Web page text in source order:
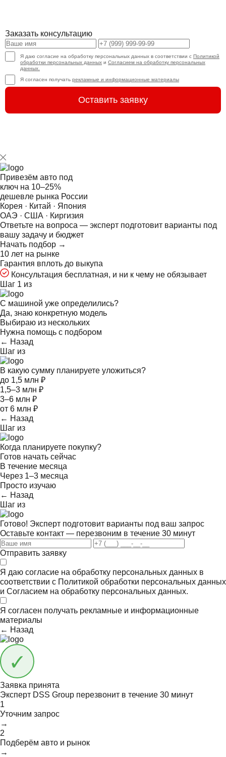
Заказать консультацию
Я даю согласие на обработку персональных данных в соответствии с Политикой
обработки персональных данных и Согласием на обработку персональных
данных.
Я согласен получать рекламные и информационные материалы
Оставить заявку
Привезём авто под
ключ на 10–25%
дешевле рынка России
Корея · Китай · Япония
ОАЭ · США · Киргизия
Ответьте на вопроса — эксперт подготовит варианты под
вашу задачу и бюджет
Начать подбор →
10 лет на рынке
Гарантия вплоть до выкупа
Консультация бесплатная, и ни к чему не обязывает
Шаг 1 из
С машиной уже определились?
Да, знаю конкретную модель
Выбираю из нескольких
Нужна помощь с подбором
← Назад
Шаг из
В какую сумму планируете уложиться?
до 1,5 млн ₽
1,5–3 млн ₽
3–6 млн ₽
от 6 млн ₽
← Назад
Шаг из
Когда планируете покупку?
Готов начать сейчас
В течение месяца
Через 1–3 месяца
Просто изучаю
← Назад
Шаг из
Готово! Эксперт подготовит варианты под ваш запрос
Оставьте контакт — перезвоним в течение 30 минут
Отправить заявку
Я даю согласие на обработку персональных данных в
соответствии с Политикой обработки персональных данных
и Согласием на обработку персональных данных.
Я согласен получать рекламные и информационные
материалы
← Назад
Заявка принята
Эксперт DSS Group перезвонит в течение 30 минут
1
Уточним запрос
→
2
Подберём авто и рынок
→